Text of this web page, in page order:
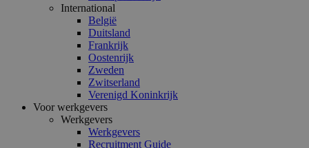
International
België
Duitsland
Frankrijk
Oostenrijk
Zweden
Zwitserland
Verenigd Koninkrijk
Voor werkgevers
Werkgevers
Werkgevers
Recruitment Guide